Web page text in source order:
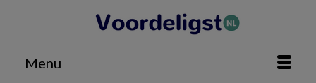
Menu